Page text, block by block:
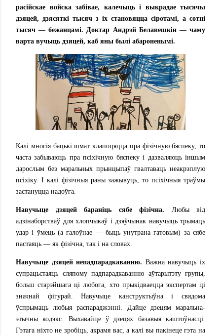
расійскае войска забівае, калечыць і выкрадае тысячы
дзяцей, дзясяткі тысяч з іх становяцца сіротамі, а сотні
тысяч — бежанцамі. Доктар Андрэй Белавешкін — чаму
варта вучыць дзяцей, каб яны былі абароненымі.
Калі многія бацькі шмат клапоцяцца пра фізічную бяспеку, то
часта забываюць пра псіхічную бяспеку і дазваляюць іншым
дарослым без маральных прынцыпаў гвалтаваць неакрэплую
псіхіку. І калі фізічныя раны зажывуць, то псіхічныя траўмы
застануцца надоўга.
Навучыце дзяцей бараніць сябе фізічна. Любы від
адзінаборстваў для хлопчыкаў і дзяўчынак навучыць трымаць
удар і ўмець (а галоўнае — быць унутрана гатовым) за сябе
пастаяць — як фізічна, так і на словах.
Навучыце дзяцей непадпарадкаванню. Важна навучыць іх
супрацьстаяць сляпому падпарадкаванню аўтарытэту групы,
больш старэйшага ці любога, хто прыкідваецца экспертам ці
значнай фігурай. Навучыце канструктыўна і свядома
ўспрымаць любыя распараджэнні. Дайце дзецям маральна-
этычны кодэкс. Выхавайце ў дзецях базавыя каштоўнасці.
Гэтага ніхто не зробіць, акрамя вас, а калі вы пакінеце гэта на